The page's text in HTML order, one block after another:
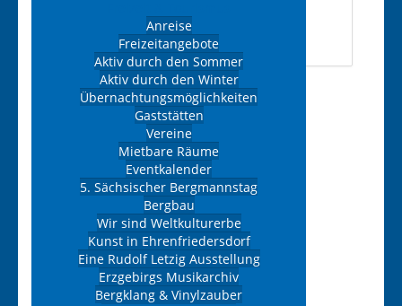
Anreise
Freizeitangebote
Aktiv durch den Sommer
Aktiv durch den Winter
Übernachtungsmöglichkeiten
Gaststätten
Vereine
Mietbare Räume
Eventkalender
5. Sächsischer Bergmannstag
Bergbau
Wir sind Weltkulturerbe
Kunst in Ehrenfriedersdorf
Eine Rudolf Letzig Ausstellung
Erzgebirgs Musikarchiv
Bergklang & Vinylzauber
Isabel
Steven
Braun
GbR
Kategorie:
Tierbedarf
Chemnitzer